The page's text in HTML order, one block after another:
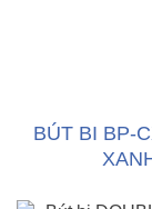
BÚT BI BP-